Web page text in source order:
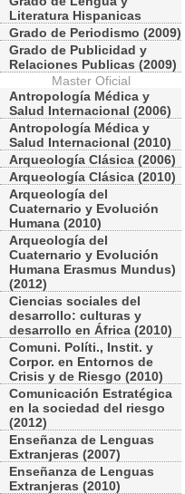
Literatura Hispanicas
Grado de Periodismo (2009)
Grado de Publicidad y
Relaciones Publicas (2009)
Master Oficial
Antropología Médica y
Salud Internacional (2006)
Antropología Médica y
Salud Internacional (2010)
Arqueología Clásica (2006)
Arqueología Clásica (2010)
Arqueología del
Cuaternario y Evolución
Humana (2010)
Arqueología del
Cuaternario y Evolución
Humana Erasmus Mundus)
(2012)
Ciencias sociales del
desarrollo: culturas y
desarrollo en África (2010)
Comuni. Políti., Instit. y
Corpor. en Entornos de
Crisis y de Riesgo (2010)
Comunicación Estratégica
en la sociedad del riesgo
(2012)
Enseñanza de Lenguas
Extranjeras (2007)
Enseñanza de Lenguas
Extranjeras (2010)